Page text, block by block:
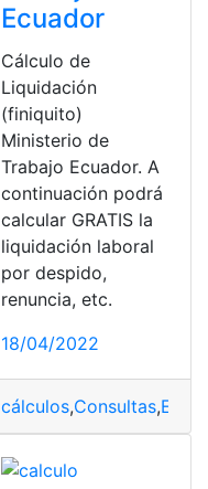
,Empleo,Liquidación,
Ecuador
Cálculo de
Liquidación
(finiquito)
Ministerio de
Trabajo Ecuador. A
continuación podrá
calcular GRATIS la
liquidación laboral
por despido,
renuncia, etc.
18/04/2022
cálculos,Consultas,